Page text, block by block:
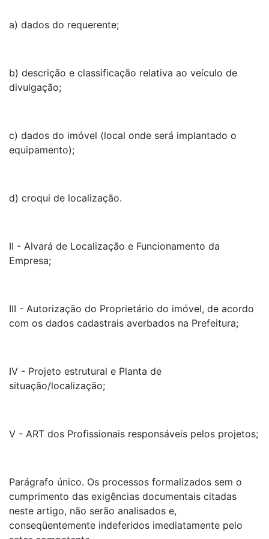
a) dados do requerente;
b) descrição e classificação relativa ao veículo de
divulgação;
c) dados do imóvel (local onde será implantado o
equipamento);
d) croqui de localização.
II - Alvará de Localização e Funcionamento da
Empresa;
III - Autorização do Proprietário do imóvel, de acordo
com os dados cadastrais averbados na Prefeitura;
IV - Projeto estrutural e Planta de
situação/localização;
V - ART dos Profissionais responsáveis pelos projetos;
Parágrafo único. Os processos formalizados sem o
cumprimento das exigências documentais citadas
neste artigo, não serão analisados e,
conseqüentemente indeferidos imediatamente pelo